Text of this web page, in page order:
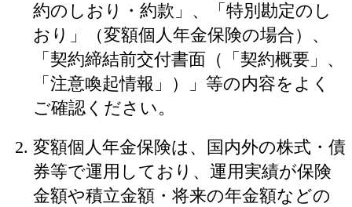
約のしおり・約款」、「特別勘定のし
おり」（変額個人年金保険の場合）、
「契約締結前交付書面（「契約概要」、
「注意喚起情報」）」等の内容をよく
ご確認ください。
変額個人年金保険は、国内外の株式・債
券等で運用しており、運用実績が保険
金額や積立金額・将来の年金額などの